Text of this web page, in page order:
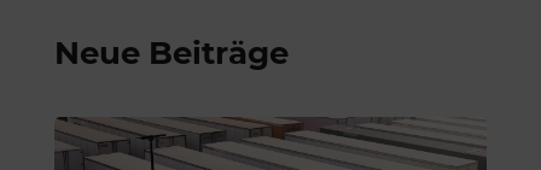
Neue Beiträge